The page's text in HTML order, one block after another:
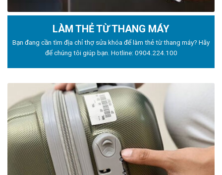
LÀM THẺ TỪ THANG MÁY
Bạn đang cần tìm địa chỉ thợ sửa khóa để làm thẻ từ thang máy? Hãy
để chúng tôi giúp bạn. Hotline: 0904.224.100